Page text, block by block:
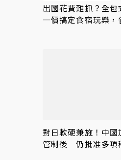
出國花費難抓？全包
一價搞定食宿玩樂，
對日軟硬兼施！中國
管制後 仍批准多項